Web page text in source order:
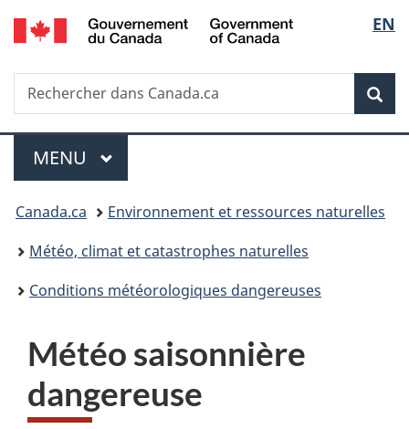
Passer
au
principal
Passer
à
Au
du
Passer
à
version
simplifiée
de
la
EN
Recherche
Rechercher
dans
Menu
MENU PRINCIPAL
Vous
êtes
ici :
Canada.ca
Environnement et ressources naturelles
Météo, climat et catastrophes naturelles
Conditions météorologiques dangereuses
M
é
Météo saisonnière
dangereuse